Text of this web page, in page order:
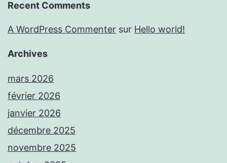
Recent Comments
A WordPress Commenter sur Hello world!
Archives
mars 2026
février 2026
janvier 2026
décembre 2025
novembre 2025